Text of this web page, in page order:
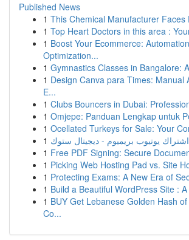
Published News
1 This Chemical Manufacturer Faces
1 Top Heart Doctors in this area :
1 Boost Your Ecommerce:
Optimization...
1 Gymnastics Classes in Bangalore:
1 Design Canva para Times: Manual
E...
1 Clubs Bouncers in Dubai:
1 Omjepe: Panduan Lengkap untuk
1 Ocellated Turkeys for Sale: Your
1 اشتراك يوتيوب بريميوم - ديجيتال ستوك
1 Free PDF Signing: Secure
1 Picking Web Hosting Pad vs. Site
1 Protecting Exams: A New Era of
1 Build a Beautiful WordPress Site :
1 BUY Get Lebanese Golden Hash
Co...